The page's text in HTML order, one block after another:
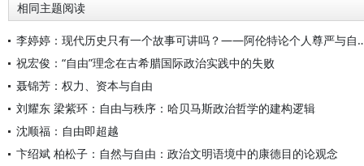
相同主题阅读
李婷婷：现代历史只有一个故事
祝宏俊：“自由”理念在古希腊国际政治实践中的失败
聂锦芳：权力、资本与自由
刘耀东 梁紫环：自由与秩序：哈贝马斯政治哲学的建构逻辑
沈顺福：自由即超越
卞绍斌 柏松子：自然与自由：政治文明语境中的康德目的论观念